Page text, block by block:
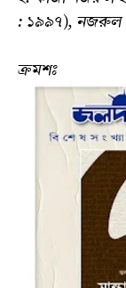
: ১৯৯৭), নজরুল
ক্রমশঃ